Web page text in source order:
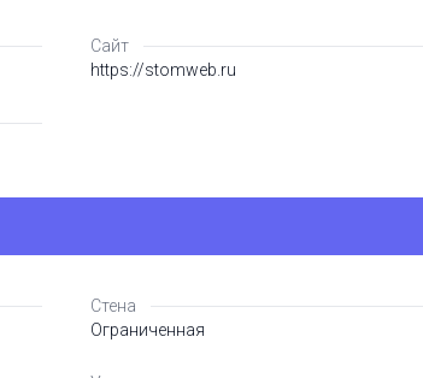
Сайт
https://stomweb.ru
Стена
Ограниченная